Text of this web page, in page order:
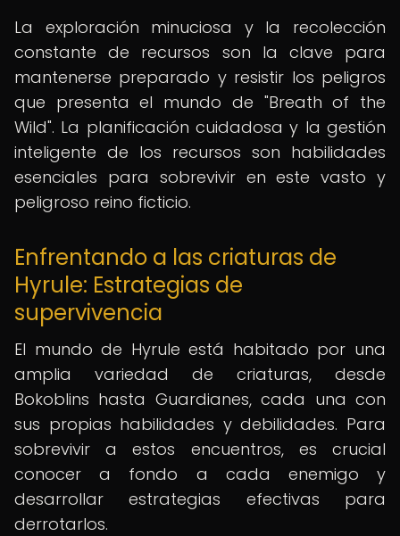
La exploración minuciosa y la recolección
constante de recursos son la clave para
mantenerse preparado y resistir los peligros
que presenta el mundo de "Breath of the
Wild". La planificación cuidadosa y la gestión
inteligente de los recursos son habilidades
esenciales para sobrevivir en este vasto y
peligroso reino ficticio.
Enfrentando a las criaturas de
Hyrule: Estrategias de
supervivencia
El mundo de Hyrule está habitado por una
amplia variedad de criaturas, desde
Bokoblins hasta Guardianes, cada una con
sus propias habilidades y debilidades. Para
sobrevivir a estos encuentros, es crucial
conocer a fondo a cada enemigo y
desarrollar estrategias efectivas para
derrotarlos.